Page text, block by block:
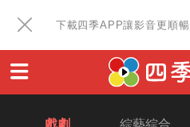
下載四季APP讓影音更順暢
戲劇 綜藝綜合